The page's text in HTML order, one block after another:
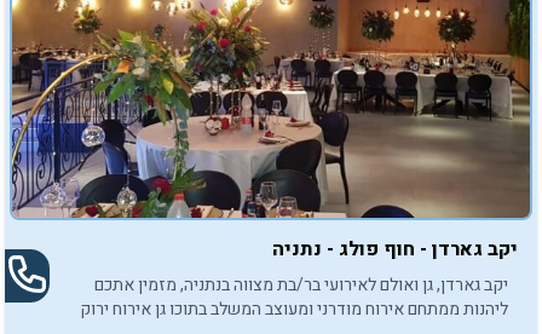
יקב גארדן - חוף פולג - נתניה
יקב גארדן, גן ואולם לאירועי בר/בת מצווה בנתניה, מזמין אתכם
ליהנות ממתחם אירוח מודרני ומעוצב המשלב בתוכו גן אירוח ירוק